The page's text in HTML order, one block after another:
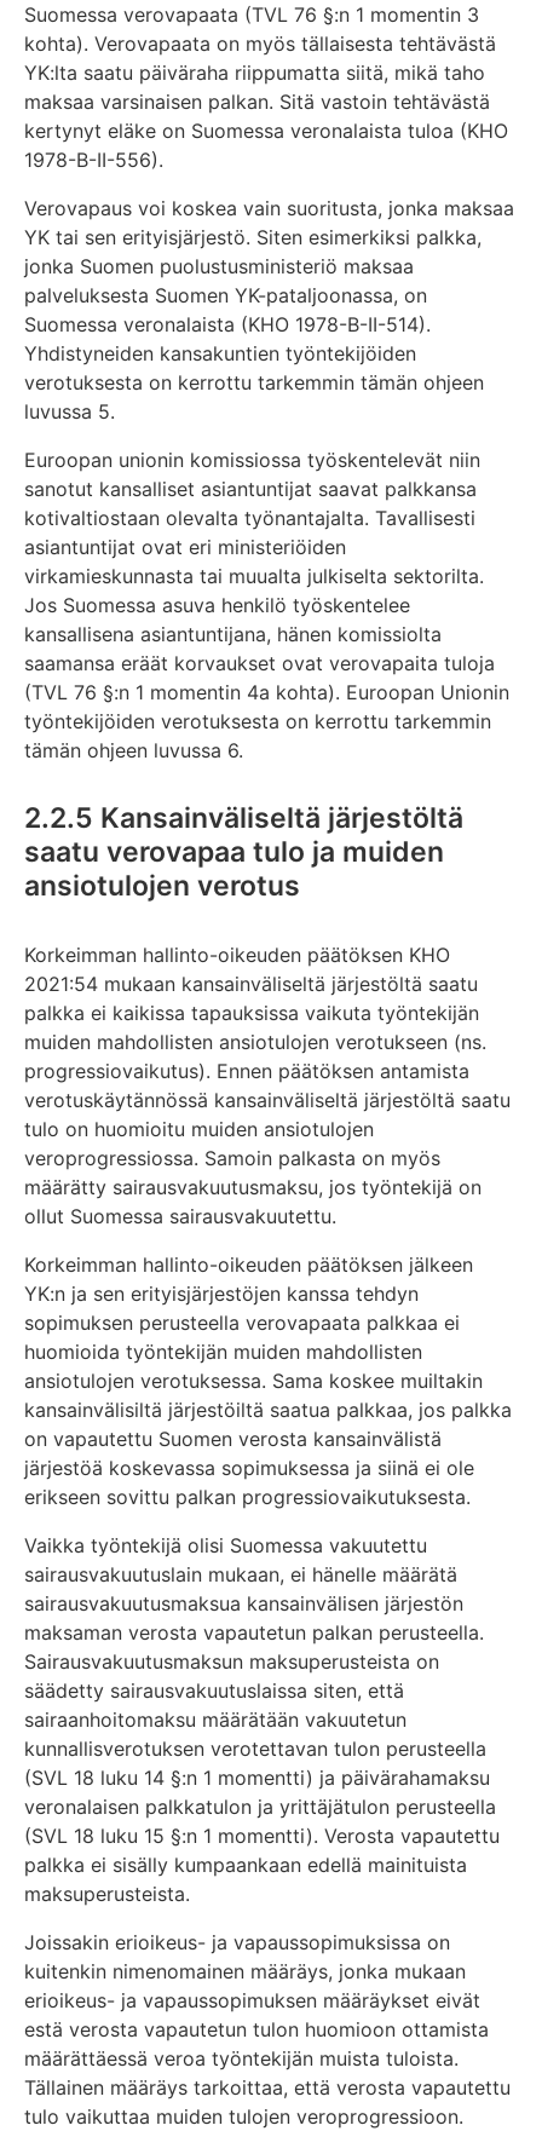
Suomessa verovapaata (TVL 76 §:n 1 momentin 3
kohta). Verovapaata on myös tällaisesta tehtävästä
YK:lta saatu päiväraha riippumatta siitä, mikä taho
maksaa varsinaisen palkan. Sitä vastoin tehtävästä
kertynyt eläke on Suomessa veronalaista tuloa (KHO
1978-B-II-556).
Verovapaus voi koskea vain suoritusta, jonka maksaa
YK tai sen erityisjärjestö. Siten esimerkiksi palkka,
jonka Suomen puolustusministeriö maksaa
palveluksesta Suomen YK-pataljoonassa, on
Suomessa veronalaista (KHO 1978-B-II-514).
Yhdistyneiden kansakuntien työntekijöiden
verotuksesta on kerrottu tarkemmin tämän ohjeen
luvussa 5.
Euroopan unionin komissiossa työskentelevät niin
sanotut kansalliset asiantuntijat saavat palkkansa
kotivaltiostaan olevalta työnantajalta. Tavallisesti
asiantuntijat ovat eri ministeriöiden
virkamieskunnasta tai muualta julkiselta sektorilta.
Jos Suomessa asuva henkilö työskentelee
kansallisena asiantuntijana, hänen komissiolta
saamansa eräät korvaukset ovat verovapaita tuloja
(TVL 76 §:n 1 momentin 4a kohta). Euroopan Unionin
työntekijöiden verotuksesta on kerrottu tarkemmin
tämän ohjeen luvussa 6.
2.2.5 Kansainväliseltä järjestöltä
saatu verovapaa tulo ja muiden
ansiotulojen verotus
Korkeimman hallinto-oikeuden päätöksen KHO
2021:54 mukaan kansainväliseltä järjestöltä saatu
palkka ei kaikissa tapauksissa vaikuta työntekijän
muiden mahdollisten ansiotulojen verotukseen (ns.
progressiovaikutus). Ennen päätöksen antamista
verotuskäytännössä kansainväliseltä järjestöltä saatu
tulo on huomioitu muiden ansiotulojen
veroprogressiossa. Samoin palkasta on myös
määrätty sairausvakuutusmaksu, jos työntekijä on
ollut Suomessa sairausvakuutettu.
Korkeimman hallinto-oikeuden päätöksen jälkeen
YK:n ja sen erityisjärjestöjen kanssa tehdyn
sopimuksen perusteella verovapaata palkkaa ei
huomioida työntekijän muiden mahdollisten
ansiotulojen verotuksessa. Sama koskee muiltakin
kansainvälisiltä järjestöiltä saatua palkkaa, jos palkka
on vapautettu Suomen verosta kansainvälistä
järjestöä koskevassa sopimuksessa ja siinä ei ole
erikseen sovittu palkan progressiovaikutuksesta.
Vaikka työntekijä olisi Suomessa vakuutettu
sairausvakuutuslain mukaan, ei hänelle määrätä
sairausvakuutusmaksua kansainvälisen järjestön
maksaman verosta vapautetun palkan perusteella.
Sairausvakuutusmaksun maksuperusteista on
säädetty sairausvakuutuslaissa siten, että
sairaanhoitomaksu määrätään vakuutetun
kunnallisverotuksen verotettavan tulon perusteella
(SVL 18 luku 14 §:n 1 momentti) ja päivärahamaksu
veronalaisen palkkatulon ja yrittäjätulon perusteella
(SVL 18 luku 15 §:n 1 momentti). Verosta vapautettu
palkka ei sisälly kumpaankaan edellä mainituista
maksuperusteista.
Joissakin erioikeus- ja vapaussopimuksissa on
kuitenkin nimenomainen määräys, jonka mukaan
erioikeus- ja vapaussopimuksen määräykset eivät
estä verosta vapautetun tulon huomioon ottamista
määrättäessä veroa työntekijän muista tuloista.
Tällainen määräys tarkoittaa, että verosta vapautettu
tulo vaikuttaa muiden tulojen veroprogressioon.